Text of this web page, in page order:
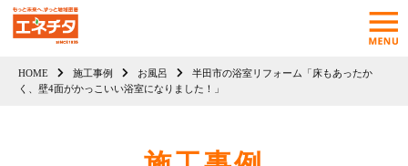
HOME 施工事例 お風呂
半田市の浴室リフォーム「床もあったか
く、壁4面がかっこいい浴室になりました！」